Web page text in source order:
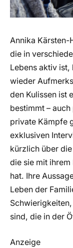
Annika Kärsten-
die in
Lebens aktiv ist,
wieder
den Kulissen ist
bestimmt –
private Kämpfe
exklusiven
kürzlich über
die sie mit
hat. Ihre
Leben der
sind, die in der
Anzeige